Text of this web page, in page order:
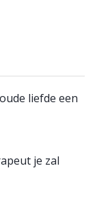
liefde een
je zal